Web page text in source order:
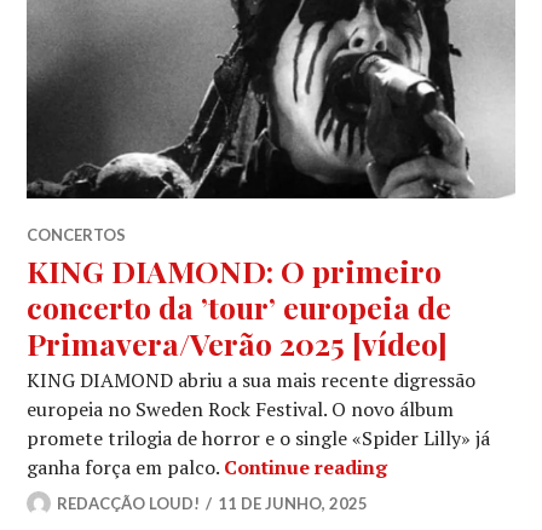
CONCERTOS
KING DIAMOND: O primeiro
concerto da ’tour’ europeia de
Primavera/Verão 2025 [vídeo]
KING DIAMOND abriu a sua mais recente digressão
europeia no Sweden Rock Festival. O novo álbum
promete trilogia de horror e o single «Spider Lilly» já
ganha força em palco. Continue readingKING
REDACÇÃO LOUD! 11 DE JUNHO, 2025